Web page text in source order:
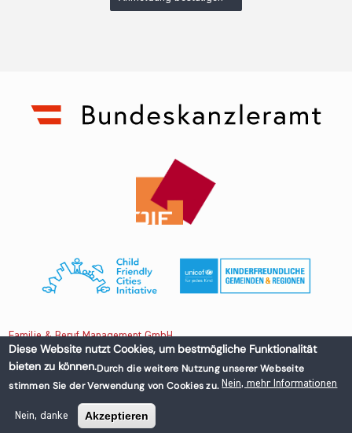
Familie & Beruf Management GmbH
Untere Donaustraße 13-15/3 1020 Wien, Austria
+43 1 218 50 70
office@familieundberuf.at
Diese Website nutzt Cookies, um bestmögliche Funktionalität
bieten zu können.Durch die weitere Nutzung unserer Webseite
stimmen Sie der Verwendung von Cookies zu. Nein, mehr Informationen
Nein, danke Akzeptieren